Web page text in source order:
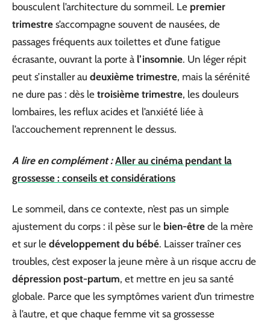
bousculent l’architecture du sommeil. Le premier
trimestre s’accompagne souvent de nausées, de
passages fréquents aux toilettes et d’une fatigue
écrasante, ouvrant la porte à l’insomnie. Un léger répit
peut s’installer au deuxième trimestre, mais la sérénité
ne dure pas : dès le troisième trimestre, les douleurs
lombaires, les reflux acides et l’anxiété liée à
l’accouchement reprennent le dessus.
A lire en complément : Aller au cinéma pendant la
grossesse : conseils et considérations
Le sommeil, dans ce contexte, n’est pas un simple
ajustement du corps : il pèse sur le bien-être de la mère
et sur le développement du bébé. Laisser traîner ces
troubles, c’est exposer la jeune mère à un risque accru de
dépression post-partum, et mettre en jeu sa santé
globale. Parce que les symptômes varient d’un trimestre
à l’autre, et que chaque femme vit sa grossesse